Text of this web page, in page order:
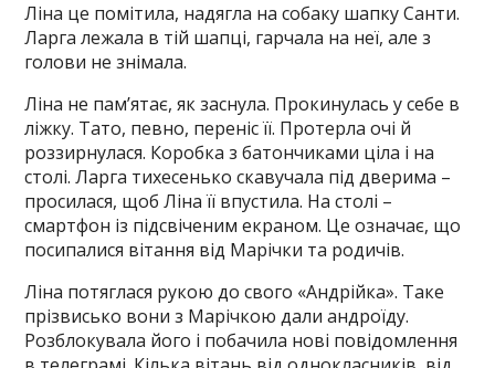
Ліна це помітила, надягла на собаку шапку Санти.
Ларга лежала в тій шапці, гарчала на неї, але з
голови не знімала.
Ліна не пам’ятає, як заснула. Прокинулась у себе в
ліжку. Тато, певно, переніс її. Протерла очі й
роззирнулася. Коробка з батончиками ціла і на
столі. Ларга тихесенько скавучала під дверима –
просилася, щоб Ліна її впустила. На столі –
смартфон із підсвіченим екраном. Це означає, що
посипалися вітання від Марічки та родичів.
Ліна потяглася рукою до свого «Андрійка». Таке
прізвисько вони з Марічкою дали андроїду.
Розблокувала його і побачила нові повідомлення